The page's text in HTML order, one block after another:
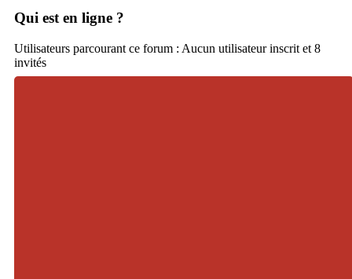
Qui est en ligne ?
Utilisateurs parcourant ce forum : Aucun utilisateur inscrit et 8
invités